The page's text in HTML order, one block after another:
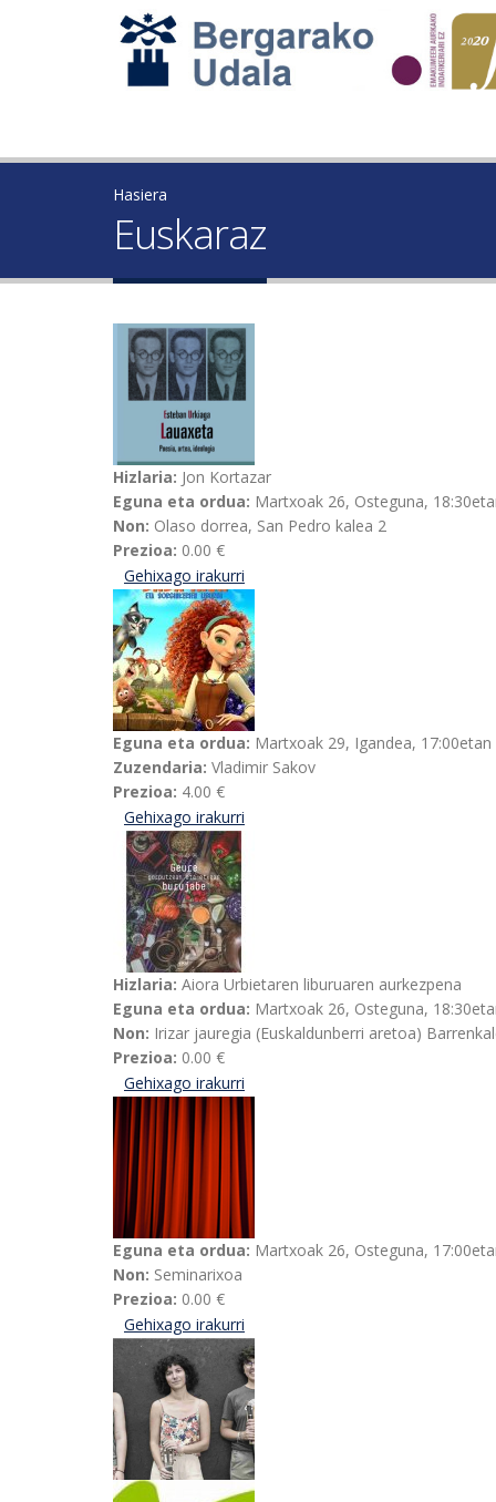
Hasiera
Euskaraz
Hizlaria: Jon Kortazar
Eguna eta ordua: Martxoak 26, Osteguna,
Non: Olaso dorrea, San Pedro kalea 2
Prezioa: 0.00 €
Gehixago irakurri
Eguna eta ordua: Martxoak 29, Igandea, 17:00etan
Zuzendaria: Vladimir Sakov
Prezioa: 4.00 €
Gehixago irakurri
Hizlaria: Aiora Urbietaren liburuaren aurkezpena
Eguna eta ordua: Martxoak 26, Osteguna,
Non: Irizar jauregia (Euskaldunberri aretoa)
Prezioa: 0.00 €
Gehixago irakurri
Eguna eta ordua: Martxoak 26, Osteguna,
Non: Seminarixoa
Prezioa: 0.00 €
Gehixago irakurri